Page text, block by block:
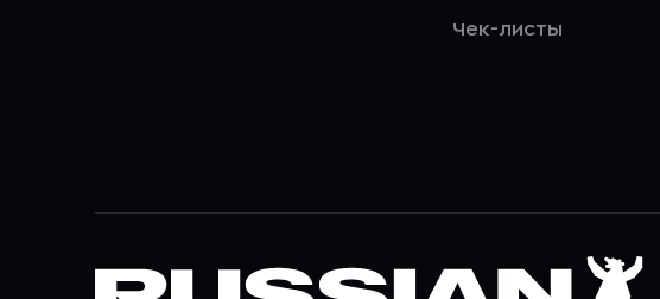
Чек-листы